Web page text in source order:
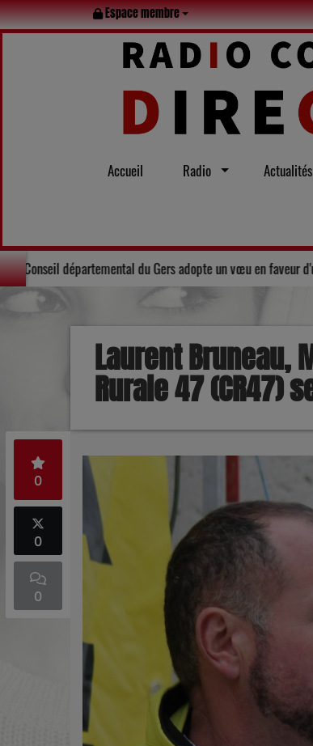
Espace membre
Accueil Radio Actualités
l’été Solidarité : Le Conseil départemental du
Laurent Bruneau,
Rurale 47 (CR47)
0
0
0